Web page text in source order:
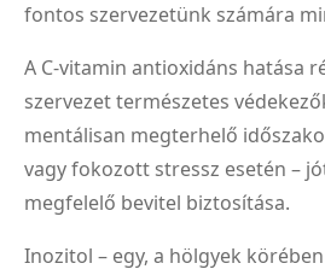
fontos szervezetünk számára
A C-vitamin antioxidáns hatása
szervezet természetes
mentálisan megterhelő
vagy fokozott stressz esetén –
megfelelő bevitel biztosítása.
Inozitol – egy, a hölgyek